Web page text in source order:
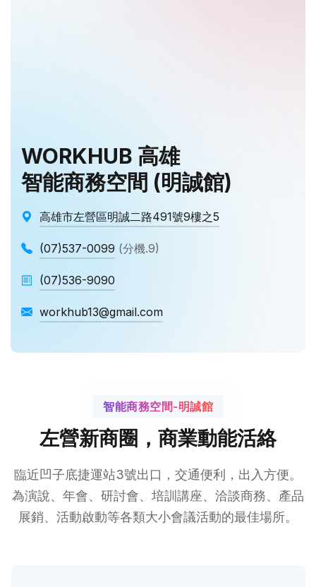
WORKHUB 高雄
智能商務空間 (明誠館)
高雄市左營區明誠二路491號9樓之5
(07)537-0099 (分機.9)
(07)536-9090
workhub13@gmail.com
智能商務空間-明誠館
左營新商圈，商業動能活絡
臨近凹子底捷運站3號出口，交通便利，出入方便。
為演說、年會、研討會、培訓講座、洽談商務、產品
展銷、活動啟動等各類大小會議活動的最佳場所。